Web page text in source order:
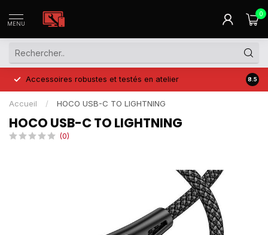
MENU
0
Accessoires robustes et testés en atelier Prix
8.5
Accueil / HOCO USB-C TO LIGHTNING
HOCO USB-C TO LIGHTNING
(0)